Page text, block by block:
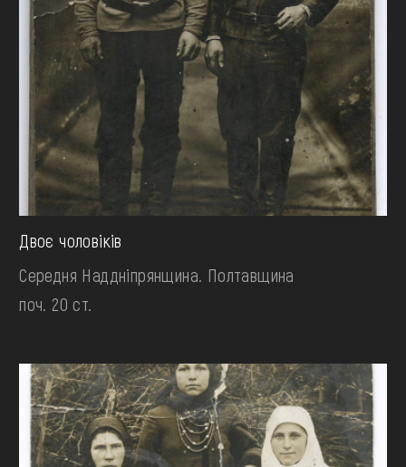
Двоє чоловіків
Середня Наддніпрянщина. Полтавщина
поч. 20 ст.